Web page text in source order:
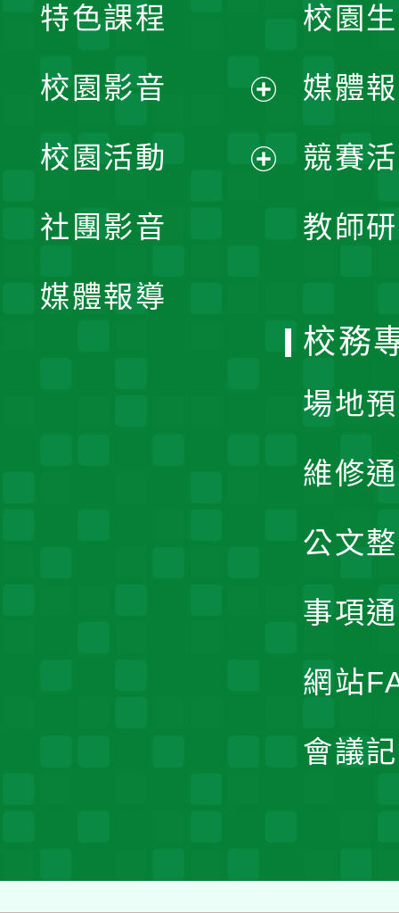
校園
媒體
競賽
教師
特色課程
校園影音
開
校園活動
社團影音
媒體報導
校務
場地
維修
公文
事項
網站
會議